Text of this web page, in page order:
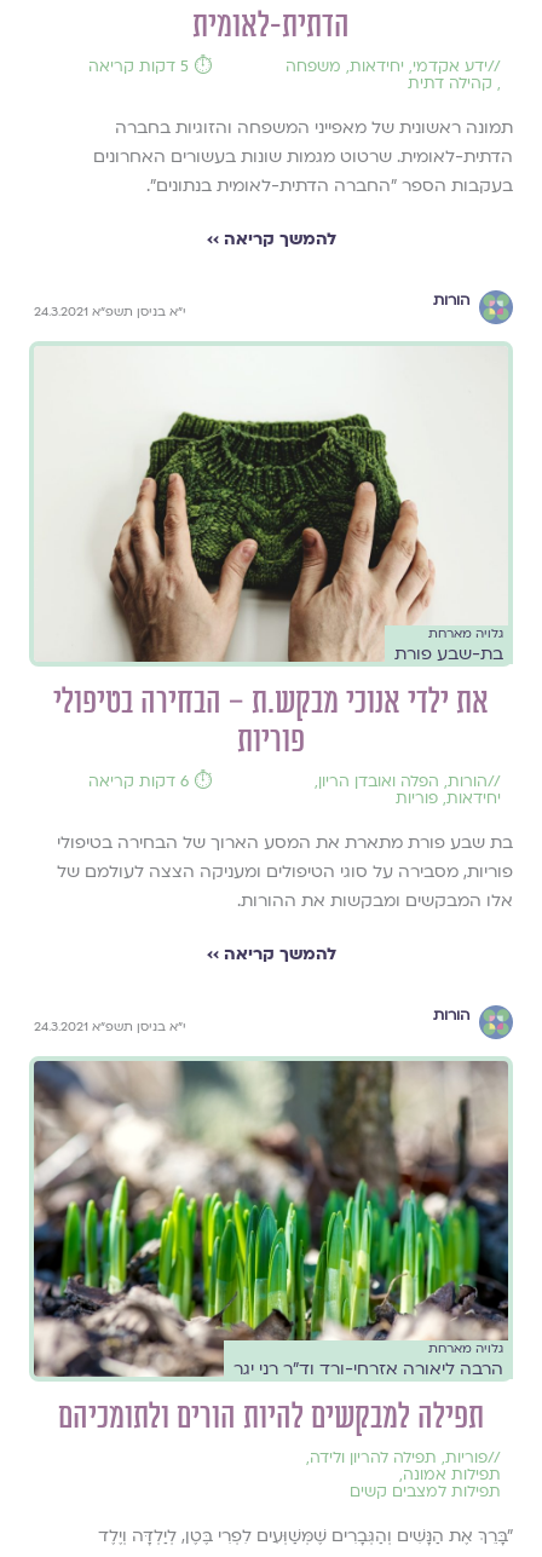
הדתית-לאומית
//ידע אקדמי, יחידאות, משפחה
, קהילה דתית
⏱️ 5 דקות קריאה
תמונה ראשונית של מאפייני המשפחה והזוגיות בחברה
הדתית-לאומית. שרטוט מגמות שונות בעשורים האחרונים
בעקבות הספר ״החברה הדתית-לאומית בנתונים״.
להמשך קריאה ››
הורות
י"א בניסן תשפ"א 24.3.2021
גלויה מארחת
בת-שבע פורת
את ילדי אנוכי מבקש.ת – הבחירה בטיפולי
פוריות
//הורות, הפלה ואובדן הריון,
יחידאות, פוריות
⏱️ 6 דקות קריאה
בת שבע פורת מתארת את המסע הארוך של הבחירה בטיפולי
פוריות, מסבירה על סוגי הטיפולים ומעניקה הצצה לעולמם של
אלו המבקשים ומבקשות את ההורות.
להמשך קריאה ››
הורות
י"א בניסן תשפ"א 24.3.2021
גלויה מארחת
הרבה ליאורה אזרחי-ורד וד"ר רני יגר
תפילה למבקשים להיות הורים ולתומכיהם
//פוריות, תפילה להריון ולידה,
תפילות אמונה,
תפילות למצבים קשים
"בָּרֵךְ אֶת הַנָּשִׁים וְהַגְּבָרִים שֶׁמְּשַׁוְּעִים לִפְרִי בֶּטֶן, לְיַלְדָּה וְיֶלֶד